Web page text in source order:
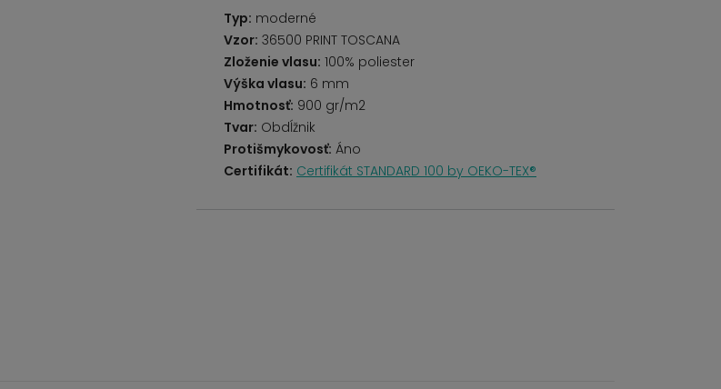
Typ: moderné
Vzor: 36500 PRINT TOSCANA
Zloženie vlasu: 100% poliester
Výška vlasu: 6 mm
Hmotnosť: 900 gr/m2
Tvar: Obdĺžnik
Protišmykovosť: Áno
Certifikát: Certifikát STANDARD 100 by OEKO-TEX®